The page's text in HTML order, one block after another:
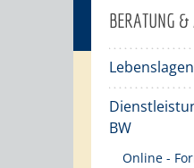
BERATUNG &
Lebenslagen
BW
Online -